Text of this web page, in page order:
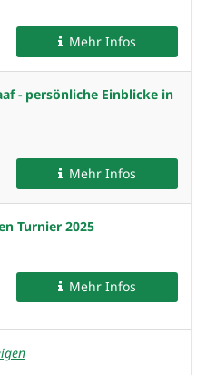
Mehr Infos
- persönliche Einblicke in
Mehr Infos
Turnier 2025
Mehr Infos